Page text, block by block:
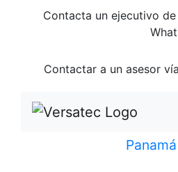
Contacta un ejecutivo
Contactar a un asesor
Panamá